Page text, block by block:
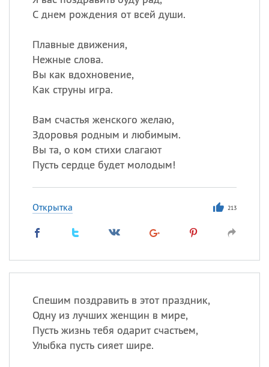
С днем рождения от всей души.
Плавные движения,
Нежные слова.
Вы как вдохновение,
Как струны игра.
Вам счастья женского желаю,
Здоровья родным и любимым.
Вы та, о ком стихи слагают
Пусть сердце будет молодым!
Открытка 213
Спешим поздравить в этот праздник,
Одну из лучших женщин в мире,
Пусть жизнь тебя одарит счастьем,
Улыбка пусть сияет шире.